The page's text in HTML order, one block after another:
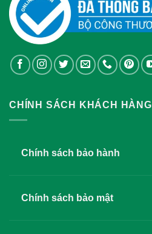
CHÍNH SÁCH KHÁCH HÀNG
Chính sách bảo hành
Chính sách bảo mật